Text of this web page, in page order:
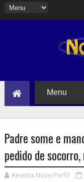
Padre some e
pedido de
Revista Novo Perfil